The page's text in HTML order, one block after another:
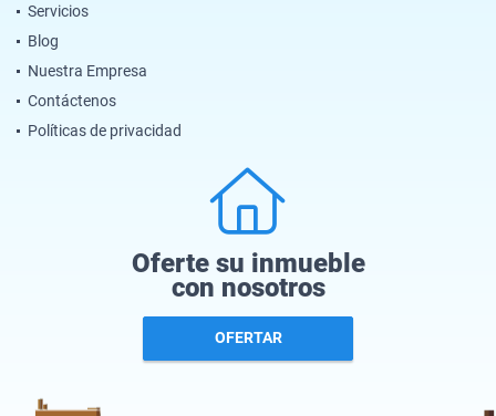
Servicios
Blog
Nuestra Empresa
Contáctenos
Políticas de privacidad
Oferte su inmueble
con nosotros
OFERTAR